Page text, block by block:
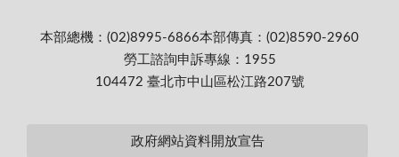
本部總機：(02)8995-6866本部傳真：(02)8590-2960
勞工諮詢申訴專線：1955
104472 臺北市中山區松江路207號
政府網站資料開放宣告